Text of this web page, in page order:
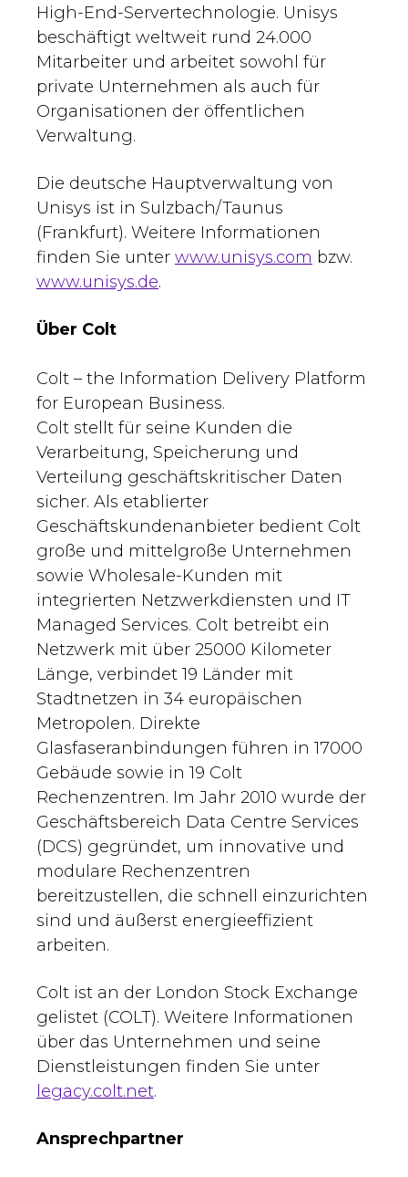
High-End-Servertechnologie. Unisys
beschäftigt weltweit rund 24.000
Mitarbeiter und arbeitet sowohl für
private Unternehmen als auch für
Organisationen der öffentlichen
Verwaltung.
Die deutsche Hauptverwaltung von
Unisys ist in Sulzbach/Taunus
(Frankfurt). Weitere Informationen
finden Sie unter www.unisys.com bzw.
www.unisys.de.
Über Colt
Colt – the Information Delivery Platform
for European Business.
Colt stellt für seine Kunden die
Verarbeitung, Speicherung und
Verteilung geschäftskritischer Daten
sicher. Als etablierter
Geschäftskundenanbieter bedient Colt
große und mittelgroße Unternehmen
sowie Wholesale-Kunden mit
integrierten Netzwerkdiensten und IT
Managed Services. Colt betreibt ein
Netzwerk mit über 25000 Kilometer
Länge, verbindet 19 Länder mit
Stadtnetzen in 34 europäischen
Metropolen. Direkte
Glasfaseranbindungen führen in 17000
Gebäude sowie in 19 Colt
Rechenzentren. Im Jahr 2010 wurde der
Geschäftsbereich Data Centre Services
(DCS) gegründet, um innovative und
modulare Rechenzentren
bereitzustellen, die schnell einzurichten
sind und äußerst energieeffizient
arbeiten.
Colt ist an der London Stock Exchange
gelistet (COLT). Weitere Informationen
über das Unternehmen und seine
Dienstleistungen finden Sie unter
legacy.colt.net.
Ansprechpartner